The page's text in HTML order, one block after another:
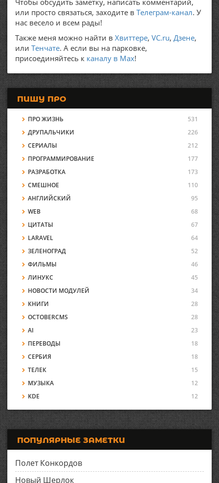
Чтобы обсудить заметку, написать комментарий,
или просто связаться, заходите в Телеграм-канал. У
нас весело и всем рады!
Также меня можно найти в Хвиттере, VC.ru, Дзене,
или Тенчате. А если вы на парковке,
присоединяйтесь к каналу в Max!
ПИШУ ПРО
ПРО ЖИЗНЬ
531
ДРУПАЛЬЧИКИ
226
СЕРИАЛЫ
212
ПРОГРАММИРОВАНИЕ
177
РАЗРАБОТКА
173
СМЕШНОЕ
110
АНГЛИЙСКИЙ
95
WEB
68
ЦИТАТЫ
67
LARAVEL
64
ЗЕЛЕНОГРАД
52
ФИЛЬМЫ
46
ЛИНУКС
45
НОВОСТИ МОДУЛЕЙ
34
КНИГИ
28
OCTOBERCMS
28
AI
23
ПЕРЕВОДЫ
18
СЕРБИЯ
18
ТЕЛЕК
15
МУЗЫКА
12
KDE
12
ПОПУЛЯРНЫЕ ЗАМЕТКИ
Полет Конкордов
Новый Шерлок